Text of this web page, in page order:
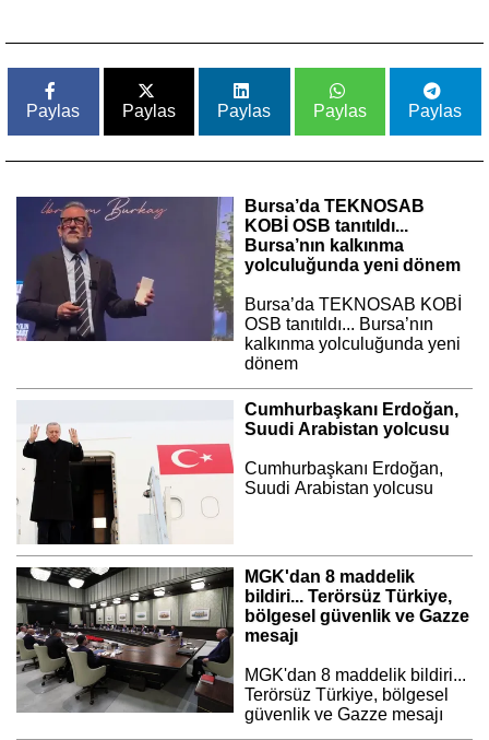
Paylas Paylas Paylas Paylas Paylas
Bursa’da TEKNOSAB
KOBİ OSB tanıtıldı...
Bursa’nın kalkınma
yolculuğunda yeni dönem
Bursa’da TEKNOSAB KOBİ
OSB tanıtıldı... Bursa’nın
kalkınma yolculuğunda yeni
dönem
Cumhurbaşkanı Erdoğan,
Suudi Arabistan yolcusu
Cumhurbaşkanı Erdoğan,
Suudi Arabistan yolcusu
MGK'dan 8 maddelik
bildiri... Terörsüz Türkiye,
bölgesel güvenlik ve Gazze
mesajı
MGK'dan 8 maddelik bildiri...
Terörsüz Türkiye, bölgesel
güvenlik ve Gazze mesajı